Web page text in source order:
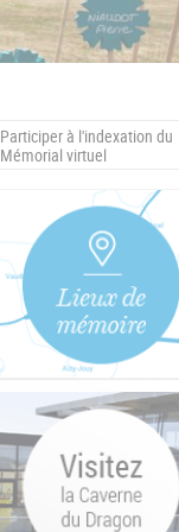
Participer à l'indexation du
Mémorial virtuel